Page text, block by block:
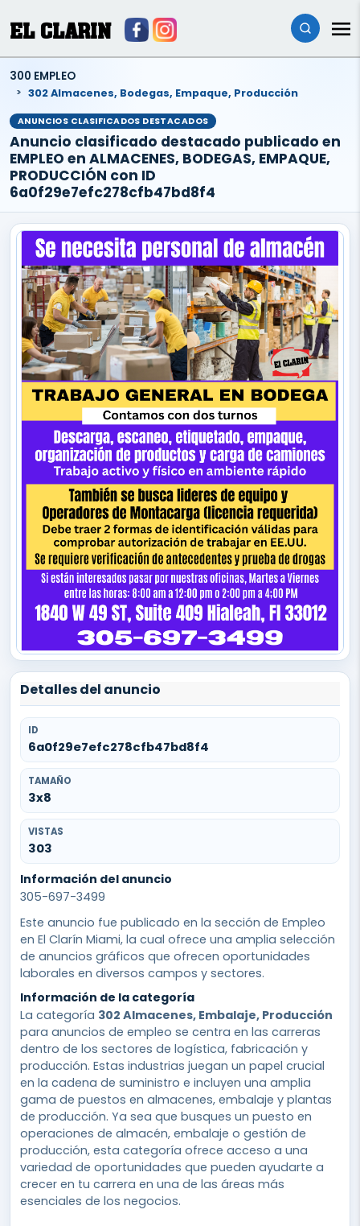
EL CLARIN
300 EMPLEO
302 Almacenes, Bodegas, Empaque, Producción
ANUNCIOS CLASIFICADOS DESTACADOS
Anuncio clasificado destacado publicado en
EMPLEO en ALMACENES, BODEGAS, EMPAQUE,
PRODUCCIÓN con ID
6a0f29e7efc278cfb47bd8f4
Detalles del anuncio
ID
6a0f29e7efc278cfb47bd8f4
TAMAÑO
3x8
VISTAS
303
Información del anuncio
305-697-3499
Este anuncio fue publicado en la sección de Empleo
en El Clarín Miami, la cual ofrece una amplia selección
de anuncios gráficos que ofrecen oportunidades
laborales en diversos campos y sectores.
Información de la categoría
La categoría 302 Almacenes, Embalaje, Producción
para anuncios de empleo se centra en las carreras
dentro de los sectores de logística, fabricación y
producción. Estas industrias juegan un papel crucial
en la cadena de suministro e incluyen una amplia
gama de puestos en almacenes, embalaje y plantas
de producción. Ya sea que busques un puesto en
operaciones de almacén, embalaje o gestión de
producción, esta categoría ofrece acceso a una
variedad de oportunidades que pueden ayudarte a
crecer en tu carrera en una de las áreas más
esenciales de los negocios.